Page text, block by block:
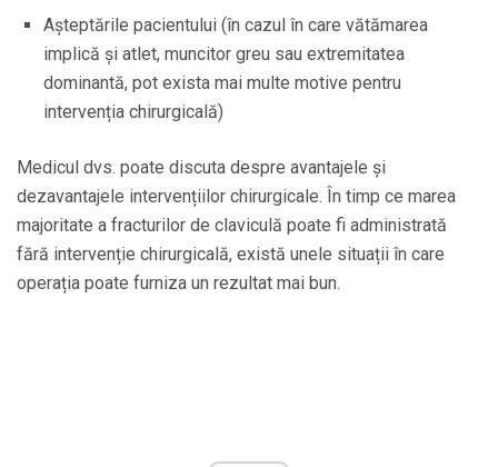
Așteptările pacientului (în cazul în care vătămarea
implică și atlet, muncitor greu sau extremitatea
dominantă, pot exista mai multe motive pentru
intervenția chirurgicală)
Medicul dvs. poate discuta despre avantajele și
dezavantajele intervențiilor chirurgicale. În timp ce marea
majoritate a fracturilor de claviculă poate fi administrată
fără intervenție chirurgicală, există unele situații în care
operația poate furniza un rezultat mai bun.